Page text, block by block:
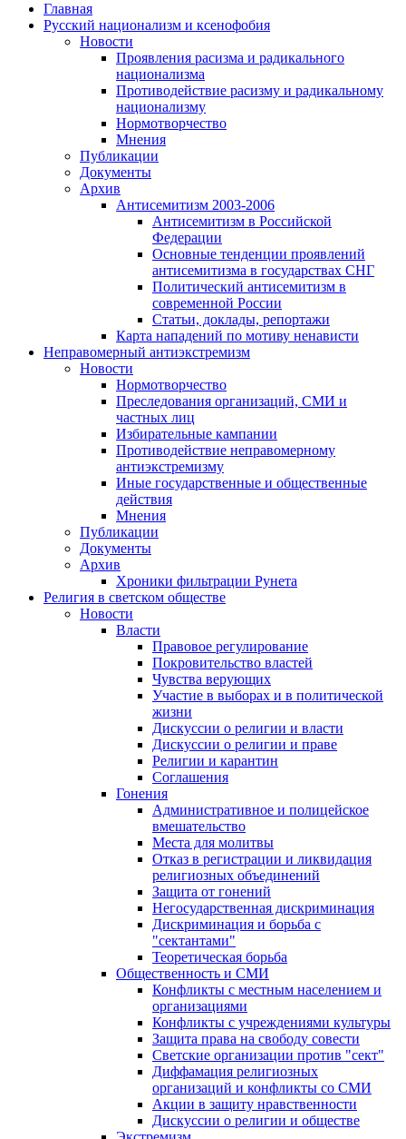
Главная
Русский национализм и ксенофобия
Новости
Проявления расизма и радикального
национализма
Противодействие расизму и радикальному
национализму
Нормотворчество
Мнения
Публикации
Документы
Архив
Антисемитизм 2003-2006
Антисемитизм в Российской
Федерации
Основные тенденции проявлений
антисемитизма в государствах СНГ
Политический антисемитизм в
современной России
Статьи, доклады, репортажи
Карта нападений по мотиву ненависти
Неправомерный антиэкстремизм
Новости
Нормотворчество
Преследования организаций, СМИ и
частных лиц
Избирательные кампании
Противодействие неправомерному
антиэкстремизму
Иные государственные и общественные
действия
Мнения
Публикации
Документы
Архив
Хроники фильтрации Рунета
Религия в светском обществе
Новости
Власти
Правовое регулирование
Покровительство властей
Чувства верующих
Участие в выборах и в политической
жизни
Дискуссии о религии и власти
Дискуссии о религии и праве
Религии и карантин
Соглашения
Гонения
Административное и полицейское
вмешательство
Места для молитвы
Отказ в регистрации и ликвидация
религиозных объединений
Защита от гонений
Негосударственная дискриминация
Дискриминация и борьба с
"сектантами"
Теоретическая борьба
Общественность и СМИ
Конфликты с местным населением и
организациями
Конфликты с учреждениями культуры
Защита права на свободу совести
Светские организации против "сект"
Диффамация религиозных
организаций и конфликты со СМИ
Акции в защиту нравственности
Дискуссии о религии и обществе